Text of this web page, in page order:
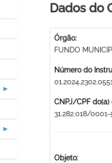
Dados do
Órgão:
FUNDO
Número do
CNPJ/CPF
31.282.018/0001-
Objeto: